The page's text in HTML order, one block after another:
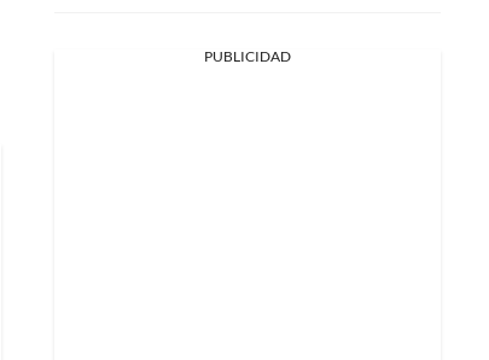
PUBLICIDAD